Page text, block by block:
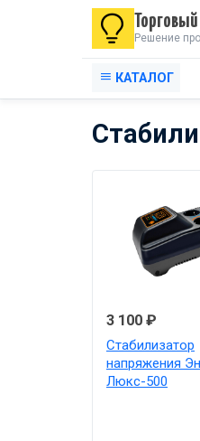
Решение
КАТАЛОГ
3 100 ₽
Стабилизатор
напряжения
Люкс-500